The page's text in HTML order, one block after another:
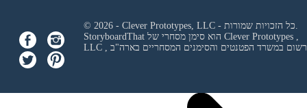
Clever Prototypes ,
LLC
ורשום במשרד הפטנטים והסימנים המסחריים בארה"ב